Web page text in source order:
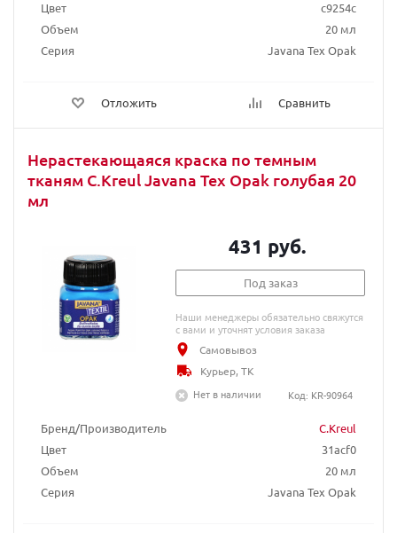
Цвет
c9254c
Объем
20 мл
Серия
Javana Tex Opak
Отложить Сравнить
Нерастекающаяся краска по темным
тканям C.Kreul Javana Tex Opak голубая 20
мл
Бренд/Производитель
C.Kreul
Цвет
31acf0
Объем
20 мл
Серия
Javana Tex Opak
431 руб.
Под заказ
Наши менеджеры обязательно свяжутся
с вами и уточнят условия заказа
Самовывоз
Курьер, ТК
Нет в наличии
Код: KR-90964